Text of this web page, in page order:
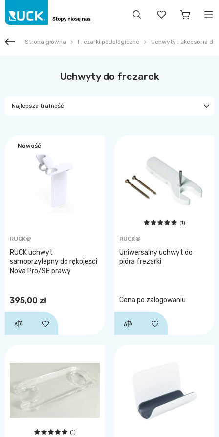
Strona główna Frezarki podologiczne Uchwyty i akcesoria do
Uchwyty do frezarek
Najlepsza trafność
Nowość
RUCK®
RUCK uchwyt
samoprzylepny do rękojeści
Nova Pro/SE prawy
395,00 zł
(1)
RUCK®
Uniwersalny uchwyt do
pióra frezarki
Cena po zalogowaniu
(1)